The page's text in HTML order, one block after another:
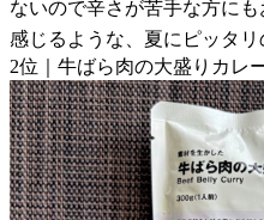
ないので辛さが苦手な方に
感じるような、夏にピッタリ
2位｜牛ばら肉の大盛りカレ